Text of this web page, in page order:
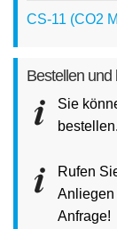
CS-11 (CO2
Bestellen und
Sie
bestellen.
Rufen
Anliegen
Anfrage!